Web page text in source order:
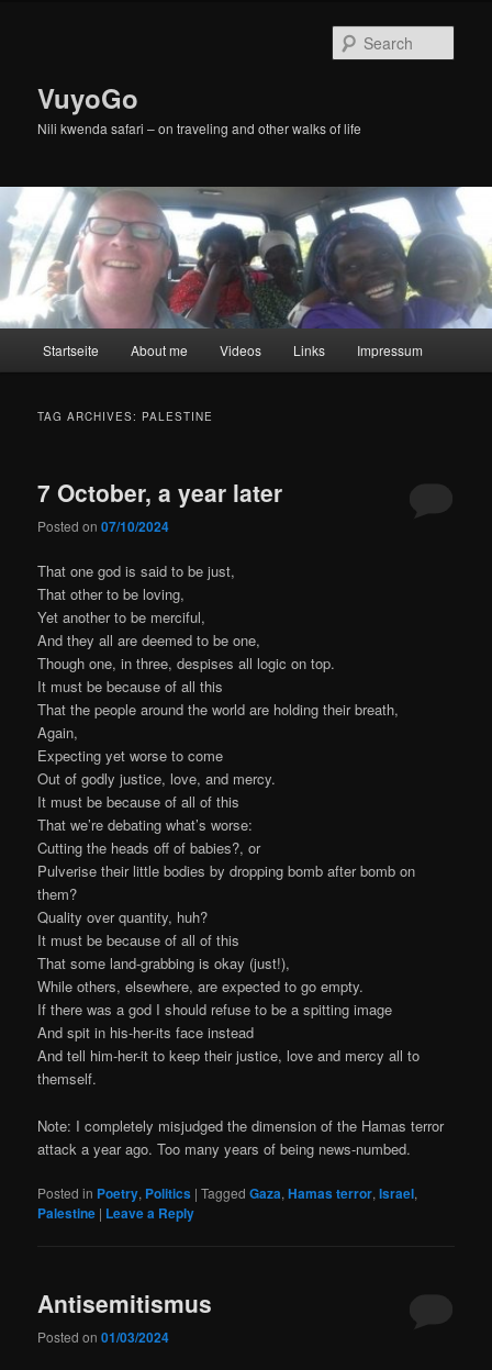
VuyoGo
Nili kwenda safari – on traveling and other walks of life
Startseite About me Videos Links Impressum
TAG ARCHIVES: PALESTINE
7 October, a year later
Posted on07/10/2024
That one god is said to be just,
That other to be loving,
Yet another to be merciful,
And they all are deemed to be one,
Though one, in three, despises all logic on top.
It must be because of all this
That the people around the world are holding their breath,
Again,
Expecting yet worse to come
Out of godly justice, love, and mercy.
It must be because of all of this
That we’re debating what’s worse:
Cutting the heads off of babies?, or
Pulverise their little bodies by dropping bomb after bomb on
them?
Quality over quantity, huh?
It must be because of all of this
That some land-grabbing is okay (just!),
While others, elsewhere, are expected to go empty.
If there was a god I should refuse to be a spitting image
And spit in his-her-its face instead
And tell him-her-it to keep their justice, love and mercy all to
themself.
Note: I completely misjudged the dimension of the Hamas terror
attack a year ago. Too many years of being news-numbed.
Posted in Poetry, Politics |Tagged Gaza,Hamas terror,Israel,
Palestine | Leave a Reply
Antisemitismus
Posted on01/03/2024